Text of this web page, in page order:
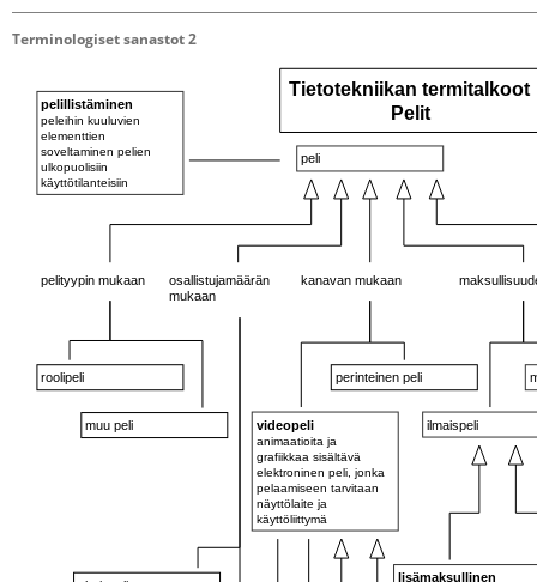
Terminologiset sanastot 2